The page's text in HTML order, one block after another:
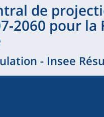
de
2060 pour la
- Insee